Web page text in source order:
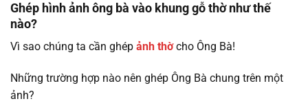
Ghép hình ảnh ông bà vào khung gỗ thờ như thế
nào?
Vì sao chúng ta cần ghép ảnh thờcho Ông Bà!
Những trường hợp nào nên ghép Ông Bà chung trên một
ảnh?